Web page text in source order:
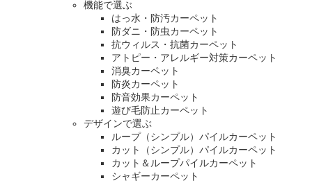
機能で選ぶ
はっ水・防汚カーペット
防ダニ・防虫カーペット
抗ウィルス・抗菌カーペット
アトピー・アレルギー対策カーペット
消臭カーペット
防炎カーペット
防音効果カーペット
遊び毛防止カーペット
デザインで選ぶ
ループ（シンプル）パイルカーペット
カット（シンプル）パイルカーペット
カット＆ループパイルカーペット
シャギーカーペット